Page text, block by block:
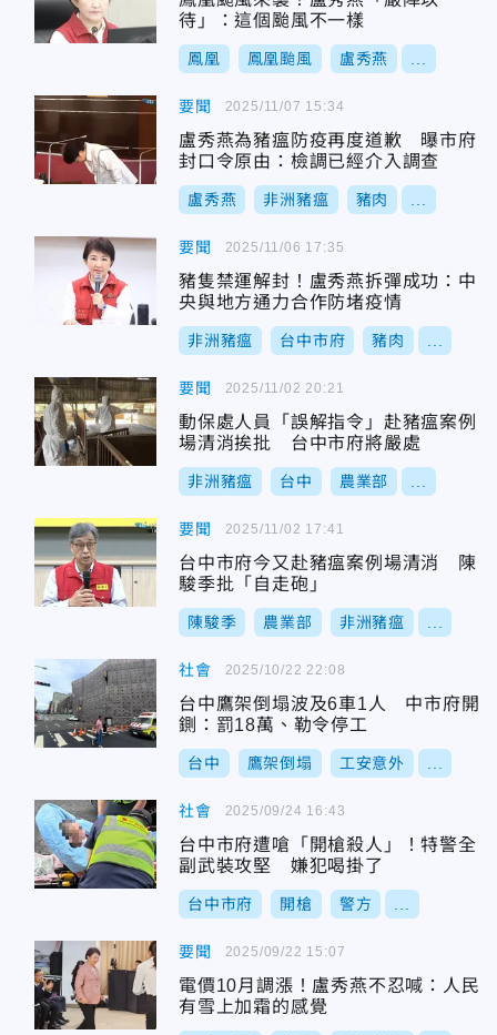
待」：這個颱風不一樣
鳳凰 鳳凰颱風 盧秀燕
要聞
盧秀燕為豬瘟防疫再度道歉 曝市府
封口令原由：檢調已經介入調查
盧秀燕 非洲豬瘟 豬肉
2025/11/07 15:34
要聞
豬隻禁運解封！盧秀燕拆彈成功：中
央與地方通力合作防堵疫情
非洲豬瘟 台中市府 豬肉
2025/11/06 17:35
要聞
動保處人員「誤解指令」赴豬瘟案例
場清消挨批 台中市府將嚴處
非洲豬瘟 台中 農業部
2025/11/02 20:21
要聞
台中市府今又赴豬瘟案例場清消 陳
駿季批「自走砲」
陳駿季 農業部 非洲豬瘟
2025/11/02 17:41
社會
台中鷹架倒塌波及6車1人 中市府開
鍘：罰18萬、勒令停工
台中 鷹架倒塌 工安意外
2025/10/22 22:08
社會
台中市府遭嗆「開槍殺人」！特警全
副武裝攻堅 嫌犯喝掛了
台中市府 開槍 警方
2025/09/24 16:43
要聞
電價10月調漲！盧秀燕不忍喊：人民
有雪上加霜的感覺
2025/09/22 15:07